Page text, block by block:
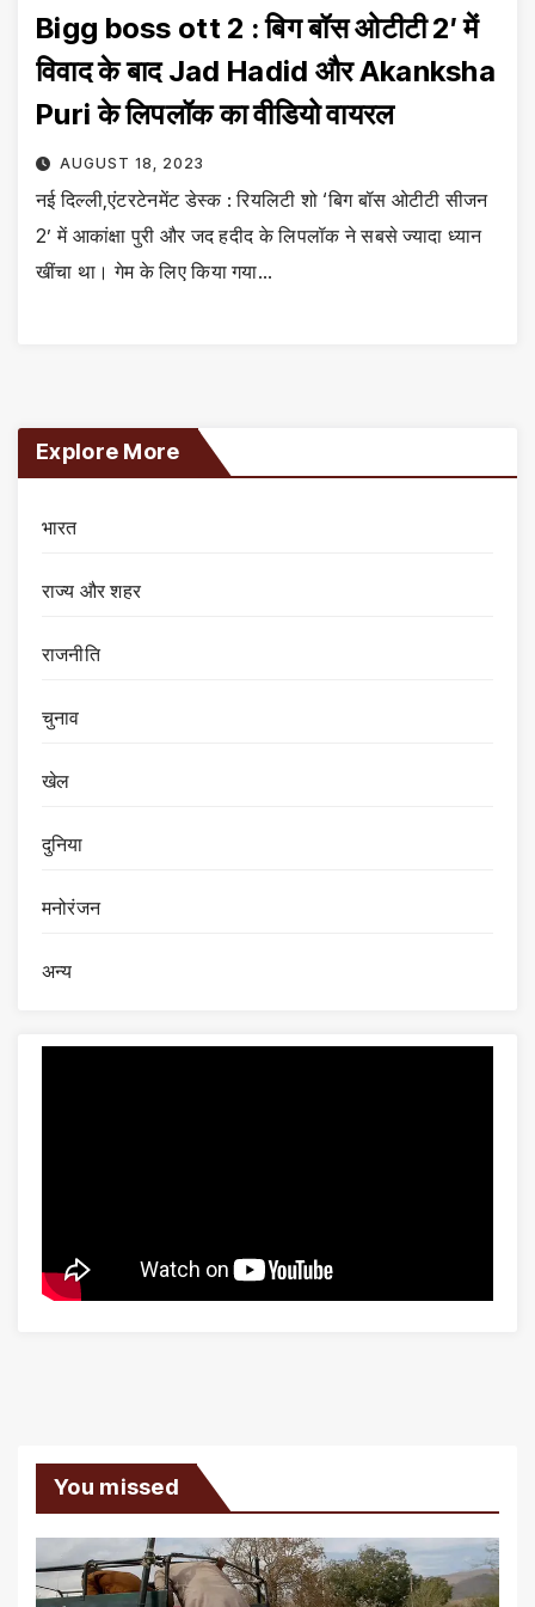
Bigg boss ott 2 : बिग बॉस ओटीटी 2′ में
विवाद के बाद Jad Hadid और Akanksha
Puri के लिपलॉक का वीडियो वायरल
AUGUST 18, 2023
नई दिल्ली,एंटरटेनमेंट डेस्क : रियलिटी शो ‘बिग बॉस ओटीटी सीजन
2’ में आकांक्षा पुरी और जद हदीद के लिपलॉक ने सबसे ज्यादा ध्यान
खींचा था। गेम के लिए किया गया…
Explore More
भारत
राज्य और शहर
राजनीति
चुनाव
खेल
दुनिया
मनोरंजन
अन्य
You missed